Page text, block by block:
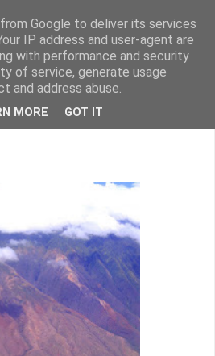
Google to deliver its services
IP address and user-agent are
with performance and security
of service, generate usage
and address abuse.
MORE GOT IT